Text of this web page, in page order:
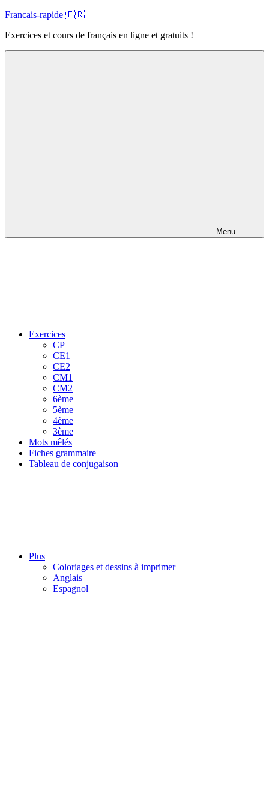
Skip
content
Francais-rapide 🇫🇷
Exercices et cours de français en ligne et gratuits !
Menu
Exercices
CP
CE1
CE2
CM1
CM2
6ème
5ème
4ème
3ème
Mots mêlés
Fiches grammaire
Tableau de conjugaison
Plus
Coloriages et dessins à imprimer
Anglais
Espagnol